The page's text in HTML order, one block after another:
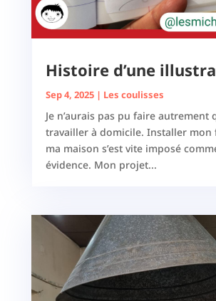
Histoire d’une
Sep 4, 2025| Les coulisses
Je n’aurais pas pu faire autrement
travailler à domicile. Installer mon
ma maison s’est vite imposé
évidence. Mon projet...